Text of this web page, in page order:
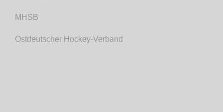
MHSB
Ostdeutscher Hockey-Verband